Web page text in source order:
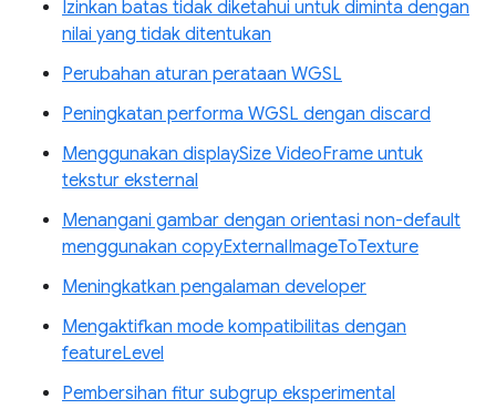
Izinkan batas tidak diketahui untuk diminta dengan
nilai yang tidak ditentukan
Perubahan aturan perataan WGSL
Peningkatan performa WGSL dengan discard
Menggunakan displaySize VideoFrame untuk
tekstur eksternal
Menangani gambar dengan orientasi non-default
menggunakan copyExternalImageToTexture
Meningkatkan pengalaman developer
Mengaktifkan mode kompatibilitas dengan
featureLevel
Pembersihan fitur subgrup eksperimental